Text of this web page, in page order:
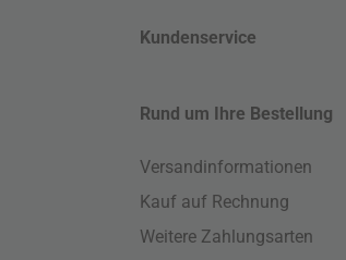
Kundenservice
Rund um Ihre Bestellung
Versandinformationen
Kauf auf Rechnung
Weitere Zahlungsarten